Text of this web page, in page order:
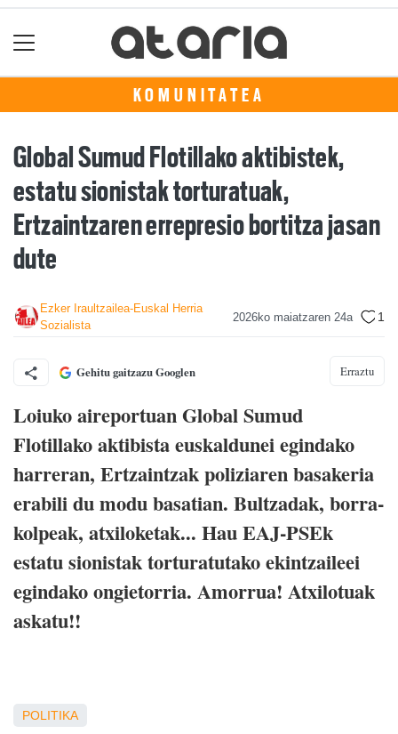
KOMUNITATEA
Global Sumud Flotillako aktibistek,
estatu sionistak torturatuak,
Ertzaintzaren errepresio bortitza jasan
dute
Ezker Iraultzailea-Euskal Herria
Sozialista
2026ko maiatzaren 24a 1
Gehitu gaitzazu Googlen Erraztu
Loiuko aireportuan Global Sumud
Flotillako aktibista euskaldunei egindako
harreran, Ertzaintzak poliziaren basakeria
erabili du modu basatian. Bultzadak, borra-
kolpeak, atxiloketak... Hau EAJ-PSEk
estatu sionistak torturatutako ekintzaileei
egindako ongietorria. Amorrua! Atxilotuak
askatu!!
POLITIKA